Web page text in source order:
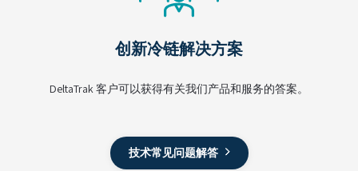
创新冷链解决方案
DeltaTrak 客户可以获得有关我们产品和服务的答案。
技术常见问题解答